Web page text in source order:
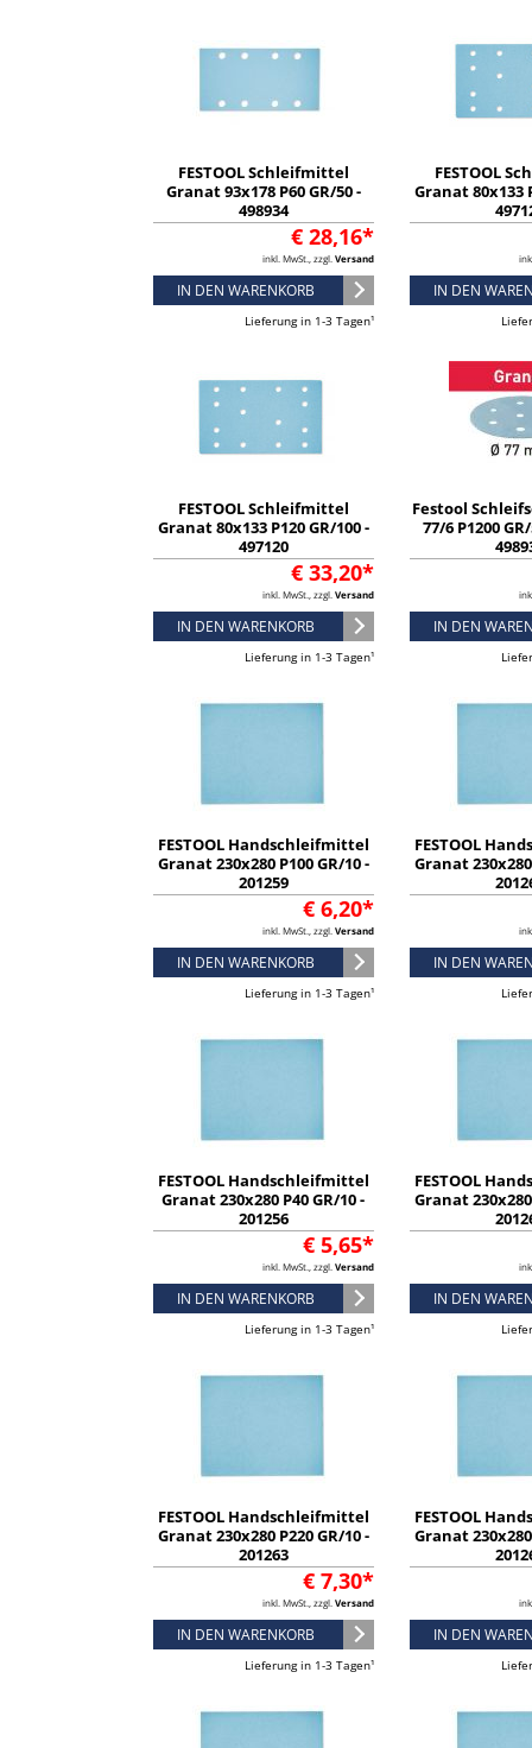
FESTOOL Schleifmittel
Granat 93x178 P60 GR/50 -
498934
€ 28,16*
inkl. MwSt., zzgl. Versand
IN DEN WARENKORB
Lieferung in 1-3 Tagen¹
FESTOOL
Granat 80x133
IN DEN
FESTOOL Schleifmittel
Granat 80x133 P120 GR/100 -
497120
€ 33,20*
inkl. MwSt., zzgl. Versand
IN DEN WARENKORB
Lieferung in 1-3 Tagen¹
Festool
77/6 P1200
IN DEN
FESTOOL Handschleifmittel
Granat 230x280 P100 GR/10 -
201259
€ 6,20*
inkl. MwSt., zzgl. Versand
IN DEN WARENKORB
Lieferung in 1-3 Tagen¹
FESTOOL
Granat 230x280
IN DEN
FESTOOL Handschleifmittel
Granat 230x280 P40 GR/10 -
201256
€ 5,65*
inkl. MwSt., zzgl. Versand
IN DEN WARENKORB
Lieferung in 1-3 Tagen¹
FESTOOL
Granat 230x280
IN DEN
FESTOOL Handschleifmittel
Granat 230x280 P220 GR/10 -
201263
€ 7,30*
inkl. MwSt., zzgl. Versand
IN DEN WARENKORB
Lieferung in 1-3 Tagen¹
FESTOOL
Granat 230x280
IN DEN